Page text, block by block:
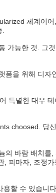
체계이어
가능한 것. 그
폼을 위해 디자
특별한 대우
choosed. 당
의 바람 배치를,
, 피마자, 조정
할 수 있습니